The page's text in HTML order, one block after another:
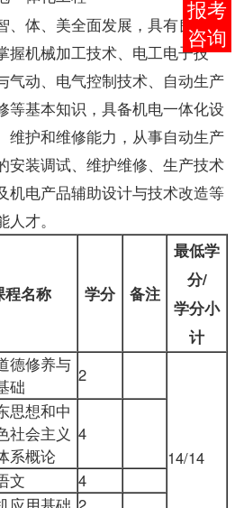
、体、美全面发展，具有良好职
握机械加工技术、电工电子技
气动、电气控制技术、自动生产
等基本知识，具备机电一体化设
维护和维修能力，从事自动生产
安装调试、维护维修、生产技术
机电产品辅助设计与技术改造等
才。
程名称 学分 备注
最低学
分/
学分小
计
德修养与
础
2
14/14
思想和中
社会主义
系概论
4
文 4
报考
咨询